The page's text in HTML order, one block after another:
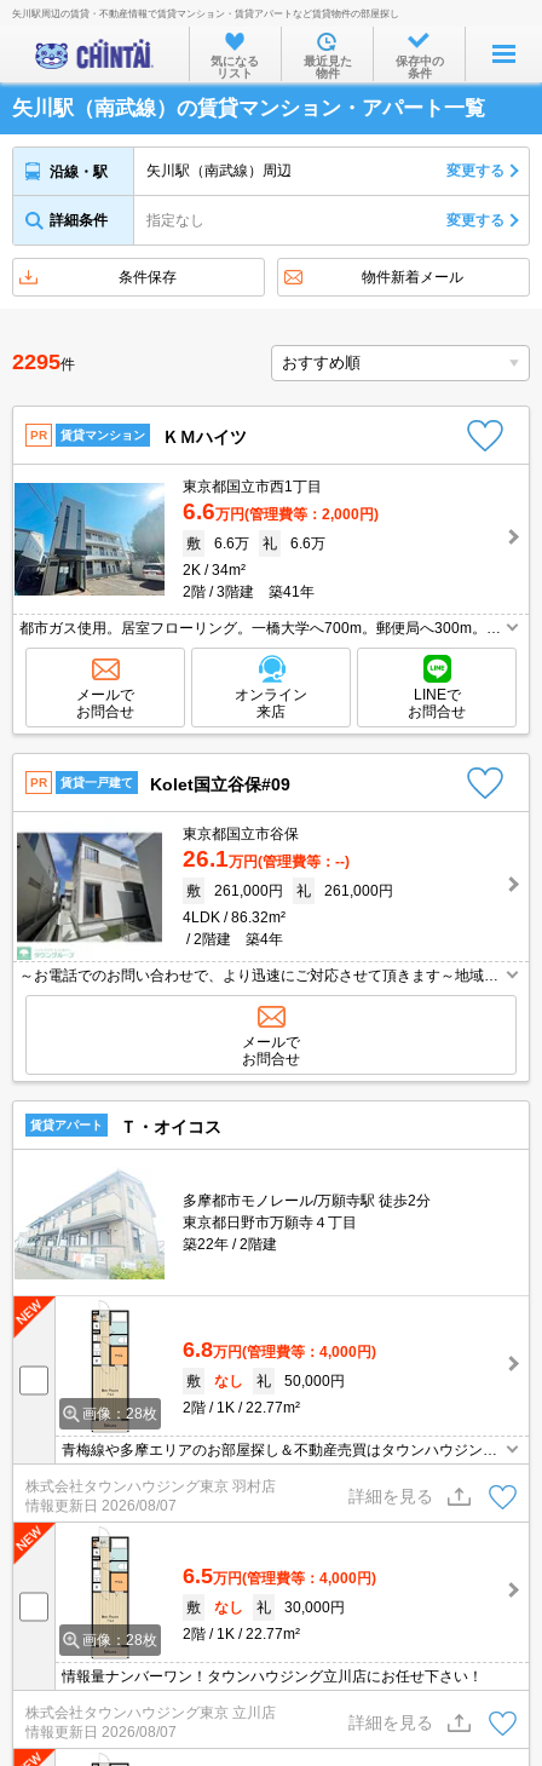
お部屋を探す
沿線・駅から
住所から
家賃相場から
物件特集から
不動産会社から
TOP
矢川駅周辺の賃貸・不動産情報で賃貸マンション・賃貸アパートなど賃貸物件の部屋探し
気になる
リスト
最近見た
物件
保存中の
条件
矢川駅（南武線）の賃貸マンション・アパート一覧
沿線・駅 矢川駅（南武線）周辺 変更する
詳細条件 指定なし 変更する
条件保存 物件新着メール
2295件
PR 賃貸マンション ＫＭハイツ
東京都国立市西1丁目
6.6万円(管理費等：2,000円)
敷
6.6万 礼
6.6万
2K
34m²
2階
3階建 築41年
都市ガス使用。居室フローリング。一橋大学へ700m。郵便局へ300m。小
学校へ290m。スーパーへ450m。セブンイレブンへ350m。24H西友まで
1,000m。東京女子体育大学へ1,400m。
メールで
お問合せ
オンライン
来店
LINEで
お問合せ
PR 賃貸一戸建て Kolet国立谷保#09
東京都国立市谷保
26.1万円(管理費等：--)
敷
261,000円 礼
261,000円
4LDK
86.32m²
2階建 築4年
～お電話でのお問い合わせで、より迅速にご対応させて頂きます～地域密
着タウンハウジングまで～
メールで
お問合せ
賃貸アパート Ｔ・オイコス
多摩都市モノレール/万願寺駅 徒歩2分
東京都日野市万願寺４丁目
築22年
2階建
画像：28枚
6.8万円(管理費等：4,000円)
敷
なし 礼
50,000円
2階
1K 22.77m²
青梅線や多摩エリアのお部屋探し＆不動産売買はタウンハウジング
羽村店にお任せを！ご来店時無料駐車場ご用意あります！
株式会社タウンハウジング東京 羽村店
情報更新日 2026/08/07
詳細を見る
画像：28枚
6.5万円(管理費等：4,000円)
敷
なし 礼
30,000円
2階
1K 22.77m²
情報量ナンバーワン！タウンハウジング立川店にお任せ下さい！
株式会社タウンハウジング東京 立川店
情報更新日 2026/08/07
詳細を見る